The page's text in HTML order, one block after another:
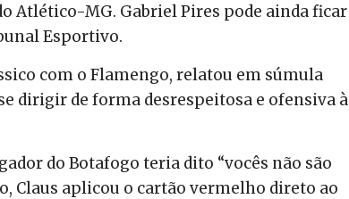
Atlético-MG. Gabriel Pires pode ainda ficar
Esportivo.
com o Flamengo, relatou em súmula
dirigir de forma desrespeitosa e ofensiva à
do Botafogo teria dito “vocês não são
Claus aplicou o cartão vermelho direto ao